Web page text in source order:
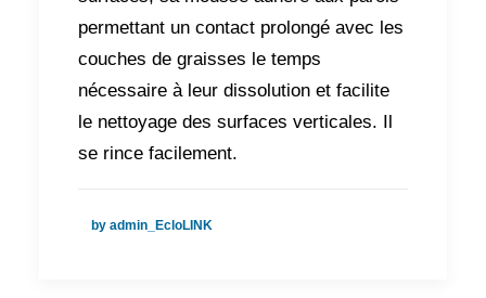
permettant un contact prolongé avec les
couches de graisses le temps
nécessaire à leur dissolution et facilite
le nettoyage des surfaces verticales. Il
se rince facilement.
by admin_EcloLINK